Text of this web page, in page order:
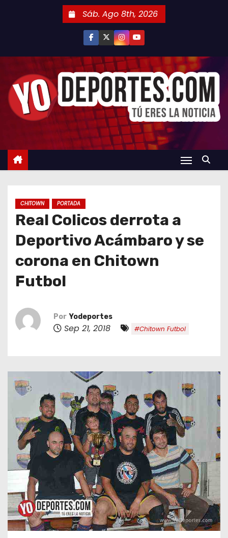
n
Sáb. Ago 8th, 2026
CHITOWN PORTADA
Real Colicos derrota a
Deportivo Acámbaro y se
corona en Chitown
Futbol
Por Yodeportes
Sep 21, 2018 #Chitown Futbol